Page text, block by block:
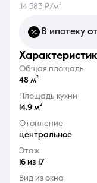
8
114 583 ₽/м²
В ипотеку
Общая площадь
48 м²
Площадь кухни
14.9 м²
Отопление
центральное
Этаж
16 из 17
Вид из окна